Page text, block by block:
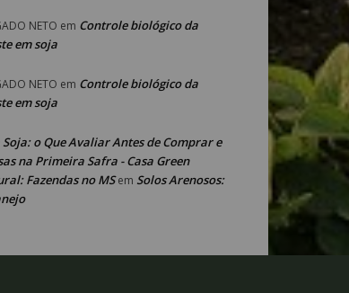
NETO em Controle biológico da
em soja
NETO em Controle biológico da
em soja
o Que Avaliar Antes de Comprar e
na Primeira Safra - Casa Green
Fazendas no MSem Solos Arenosos: